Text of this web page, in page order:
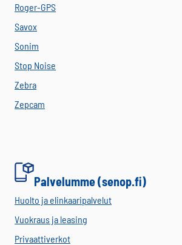
Roger-GPS
Savox
Sonim
Stop Noise
Zebra
Zepcam
Palvelumme (senop.fi)
Huolto ja elinkaaripalvelut
Vuokraus ja leasing
Privaattiverkot